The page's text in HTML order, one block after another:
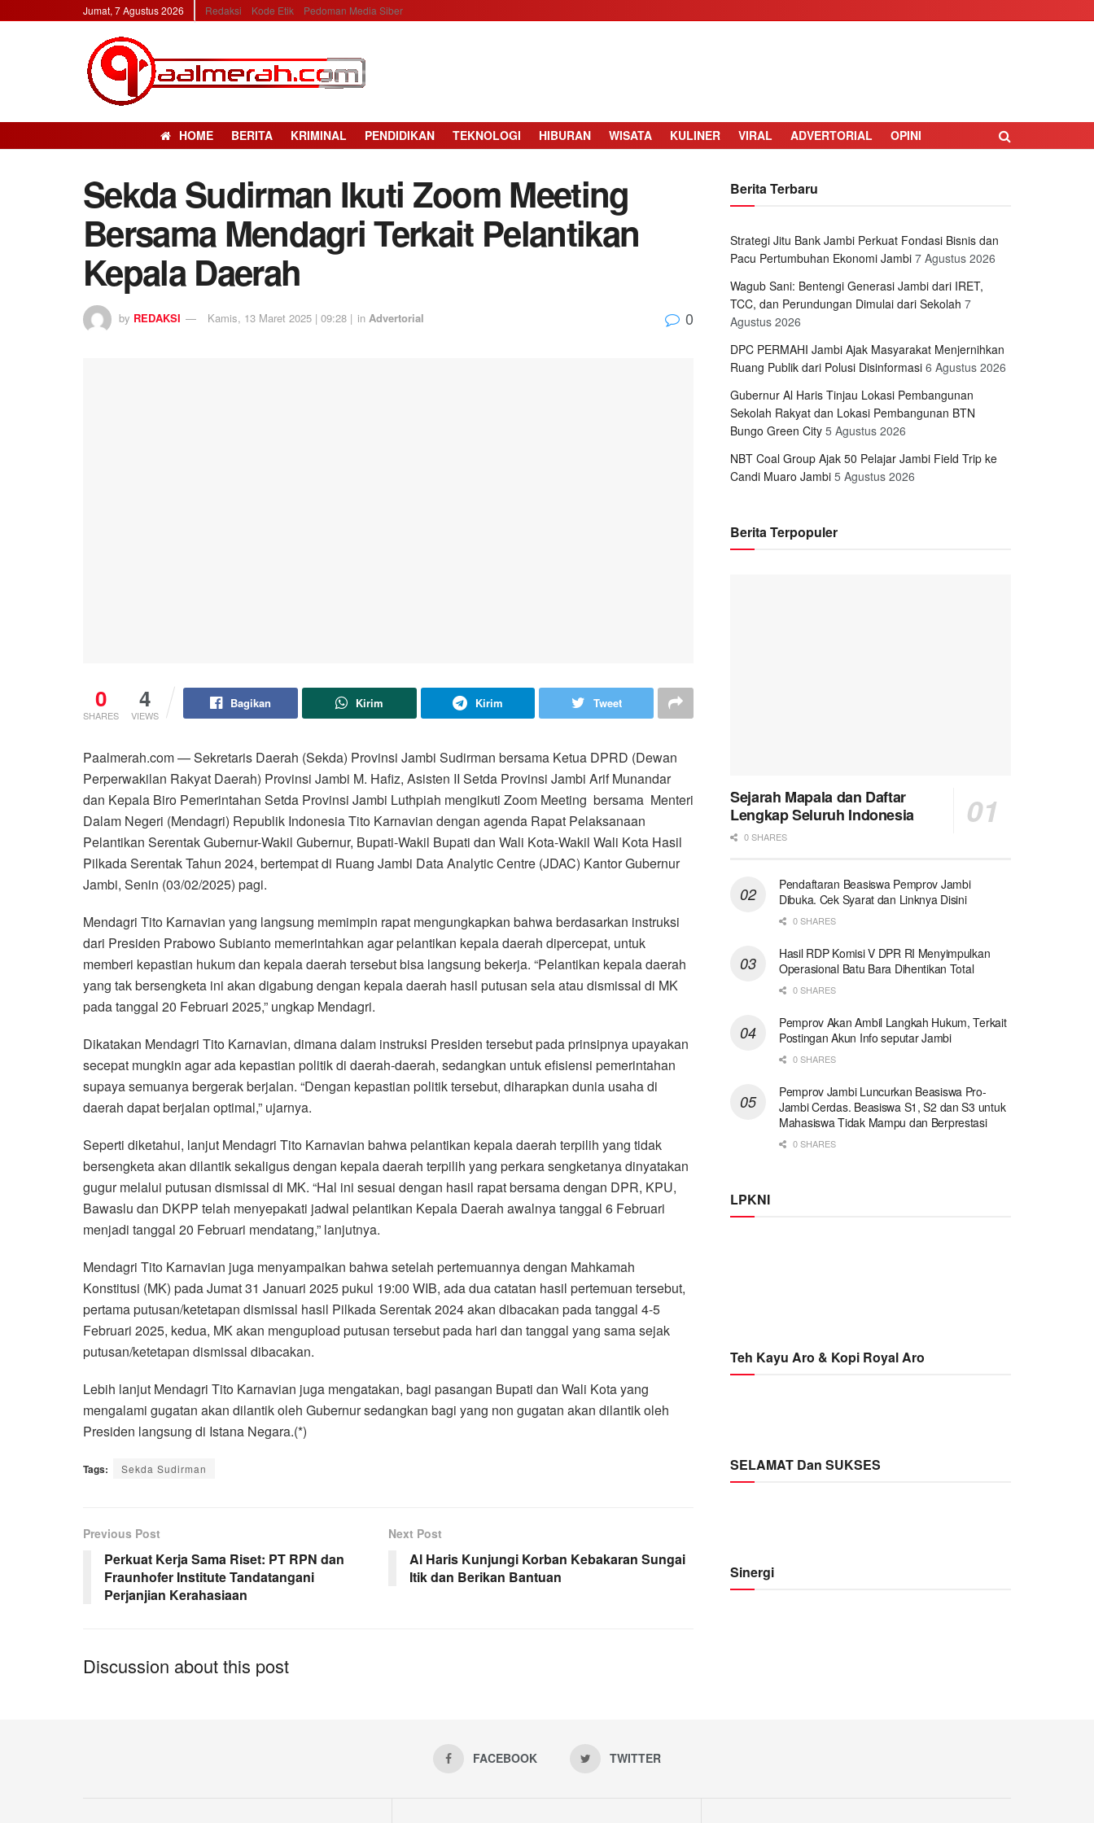
Jumat, 7 Agustus 2026 Redaksi Kode Etik Pedoman Media Siber
HOME BERITA KRIMINAL PENDIDIKAN TEKNOLOGI HIBURAN WISATA KULINER VIRAL ADVERTORIAL OPINI
Sekda Sudirman Ikuti Zoom Meeting
Bersama Mendagri Terkait Pelantikan
Kepala Daerah
by REDAKSI Kamis, 13 Maret 2025 | 09:28 | in Advertorial 0
0
SHARES
4
VIEWS
Bagikan Kirim Kirim Tweet
Paalmerah.com — Sekretaris Daerah (Sekda) Provinsi Jambi Sudirman bersama Ketua DPRD (Dewan
Perperwakilan Rakyat Daerah) Provinsi Jambi M. Hafiz, Asisten II Setda Provinsi Jambi Arif Munandar
dan Kepala Biro Pemerintahan Setda Provinsi Jambi Luthpiah mengikuti Zoom Meeting bersama Menteri
Dalam Negeri (Mendagri) Republik Indonesia Tito Karnavian dengan agenda Rapat Pelaksanaan
Pelantikan Serentak Gubernur-Wakil Gubernur, Bupati-Wakil Bupati dan Wali Kota-Wakil Wali Kota Hasil
Pilkada Serentak Tahun 2024, bertempat di Ruang Jambi Data Analytic Centre (JDAC) Kantor Gubernur
Jambi, Senin (03/02/2025) pagi.
Mendagri Tito Karnavian yang langsung memimpin rapat mengungkapkan bahwa berdasarkan instruksi
dari Presiden Prabowo Subianto memerintahkan agar pelantikan kepala daerah dipercepat, untuk
memberi kepastian hukum dan kepala daerah tersebut bisa langsung bekerja. “Pelantikan kepala daerah
yang tak bersengketa ini akan digabung dengan kepala daerah hasil putusan sela atau dismissal di MK
pada tanggal 20 Februari 2025,” ungkap Mendagri.
Dikatakan Mendagri Tito Karnavian, dimana dalam instruksi Presiden tersebut pada prinsipnya upayakan
secepat mungkin agar ada kepastian politik di daerah-daerah, sedangkan untuk efisiensi pemerintahan
supaya semuanya bergerak berjalan. “Dengan kepastian politik tersebut, diharapkan dunia usaha di
daerah dapat berjalan optimal,” ujarnya.
Seperti diketahui, lanjut Mendagri Tito Karnavian bahwa pelantikan kepala daerah terpilih yang tidak
bersengketa akan dilantik sekaligus dengan kepala daerah terpilih yang perkara sengketanya dinyatakan
gugur melalui putusan dismissal di MK. “Hal ini sesuai dengan hasil rapat bersama dengan DPR, KPU,
Bawaslu dan DKPP telah menyepakati jadwal pelantikan Kepala Daerah awalnya tanggal 6 Februari
menjadi tanggal 20 Februari mendatang,” lanjutnya.
Mendagri Tito Karnavian juga menyampaikan bahwa setelah pertemuannya dengan Mahkamah
Konstitusi (MK) pada Jumat 31 Januari 2025 pukul 19:00 WIB, ada dua catatan hasil pertemuan tersebut,
pertama putusan/ketetapan dismissal hasil Pilkada Serentak 2024 akan dibacakan pada tanggal 4-5
Februari 2025, kedua, MK akan mengupload putusan tersebut pada hari dan tanggal yang sama sejak
putusan/ketetapan dismissal dibacakan.
Lebih lanjut Mendagri Tito Karnavian juga mengatakan, bagi pasangan Bupati dan Wali Kota yang
mengalami gugatan akan dilantik oleh Gubernur sedangkan bagi yang non gugatan akan dilantik oleh
Presiden langsung di Istana Negara.(*)
Tags: Sekda Sudirman
Previous Post
Perkuat Kerja Sama Riset: PT RPN dan
Fraunhofer Institute Tandatangani
Perjanjian Kerahasiaan
Next Post
Al Haris Kunjungi Korban Kebakaran Sungai
Itik dan Berikan Bantuan
Discussion about this post
Berita Terbaru
Strategi Jitu Bank Jambi Perkuat Fondasi Bisnis dan
Pacu Pertumbuhan Ekonomi Jambi 7 Agustus 2026
Wagub Sani: Bentengi Generasi Jambi dari IRET,
TCC, dan Perundungan Dimulai dari Sekolah 7
Agustus 2026
DPC PERMAHI Jambi Ajak Masyarakat Menjernihkan
Ruang Publik dari Polusi Disinformasi 6 Agustus 2026
Gubernur Al Haris Tinjau Lokasi Pembangunan
Sekolah Rakyat dan Lokasi Pembangunan BTN
Bungo Green City 5 Agustus 2026
NBT Coal Group Ajak 50 Pelajar Jambi Field Trip ke
Candi Muaro Jambi 5 Agustus 2026
Berita Terpopuler
Sejarah Mapala dan Daftar
Lengkap Seluruh Indonesia
0 SHARES
Pendaftaran Beasiswa Pemprov Jambi
Dibuka. Cek Syarat dan Linknya Disini
0 SHARES
Hasil RDP Komisi V DPR RI Menyimpulkan
Operasional Batu Bara Dihentikan Total
0 SHARES
Pemprov Akan Ambil Langkah Hukum, Terkait
Postingan Akun Info seputar Jambi
0 SHARES
Pemprov Jambi Luncurkan Beasiswa Pro-
Jambi Cerdas. Beasiswa S1, S2 dan S3 untuk
Mahasiswa Tidak Mampu dan Berprestasi
0 SHARES
LPKNI
Teh Kayu Aro & Kopi Royal Aro
SELAMAT Dan SUKSES
Sinergi
FACEBOOK TWITTER